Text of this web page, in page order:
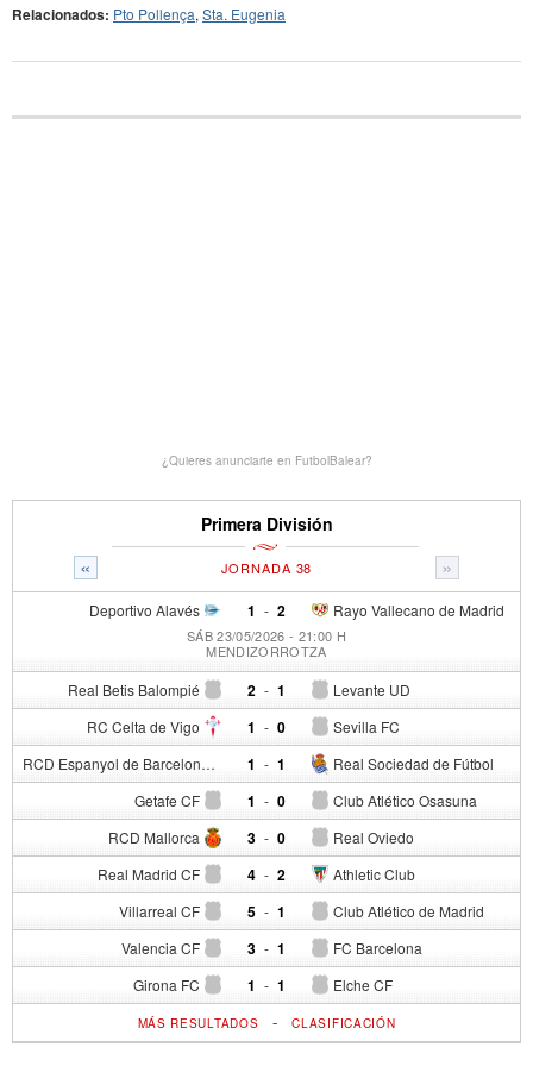
Relacionados: Pto Pollença, Sta. Eugenia
¿Quieres anunciarte en FutbolBalear?
Primera División
« »
JORNADA 38
Deportivo Alavés 1 - Rayo Vallecano de Madrid
2
SÁB 23/05/2026 - 21:00 H
MENDIZORROTZA
Real Betis Balompié 2 - Levante UD
1
RC Celta de Vigo 1 - Sevilla FC
0
RCD Espanyol de Barcelona 1 - Real Sociedad de Fútbol
1
Getafe CF 1 - Club Atlético Osasuna
0
RCD Mallorca 3 - Real Oviedo
0
Real Madrid CF 4 - Athletic Club
2
Villarreal CF 5 - Club Atlético de Madrid
1
Valencia CF 3 - FC Barcelona
1
Girona FC 1 - Elche CF
1
MÁS RESULTADOS -CLASIFICACIÓN